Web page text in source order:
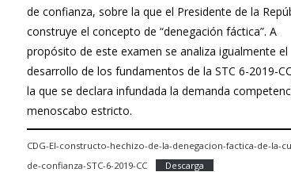
de confianza, sobre la que el Presidente de la
construye el concepto de “denegación fáctica”. A
propósito de este examen se analiza igualmente el
desarrollo de los fundamentos de la STC 6-2019-
la que se declara infundada la demanda
menoscabo estricto.
CDG-El-constructo-hechizo-de-la-denegacion-factica-de-la-
de-confianza-STC-6-2019-CC
Descarga